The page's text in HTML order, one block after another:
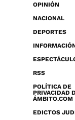
OPINIÓN
NACIONAL
DEPORTES
RSS
POLÍTICA DE
PRIVACIDAD
ÁMBITO.COM
EDICTOS